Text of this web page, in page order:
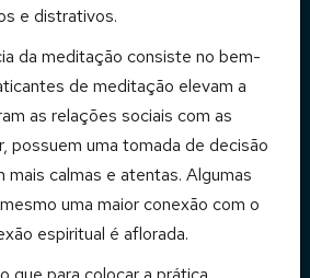
e distrativos.
da meditação consiste no bem-
de meditação elevam a
as relações sociais com as
possuem uma tomada de decisão
calmas e atentas. Algumas
uma maior conexão com o
espiritual é aflorada.